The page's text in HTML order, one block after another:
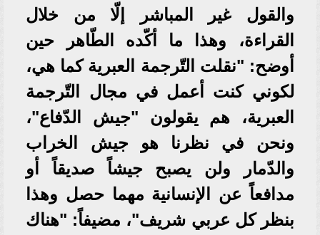
والقول غير المباشر إلّا من خلال
القراءة، وهذا ما أكّده الطّاهر حين
أوضح: "نقلت التّرجمة العبرية كما هي،
لكوني كنت أعمل في مجال التّرجمة
العبرية، هم يقولون "جيش الدّفاع"،
ونحن في نظرنا هو جيش الخراب
والدّمار ولن يصبح جيشاً صديقاً أو
مدافعاً عن الإنسانية مهما حصل وهذا
بنظر كل عربي شريف"، مضيفاً: "هناك